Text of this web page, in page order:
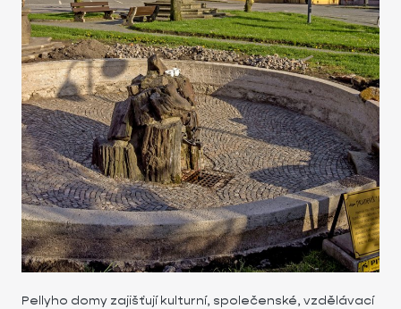
Pellyho domy zajišťují kulturní, společenské, vzdělávací